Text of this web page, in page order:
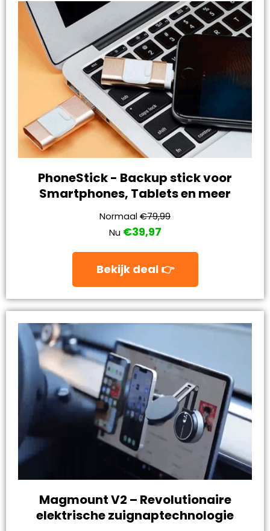
PhoneStick - Backup stick voor
Smartphones, Tablets en meer
Normaal €79,99
Nu €39,97
Bekijk deal 👉
Magmount V2 – Revolutionaire
elektrische zuignaptechnologie